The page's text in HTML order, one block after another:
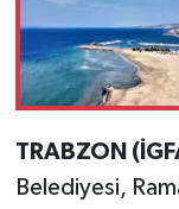
TRABZON
Belediyesi,